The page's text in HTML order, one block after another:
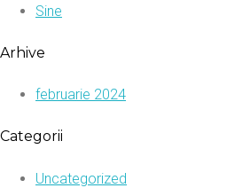
Sine
Arhive
februarie 2024
Categorii
Uncategorized